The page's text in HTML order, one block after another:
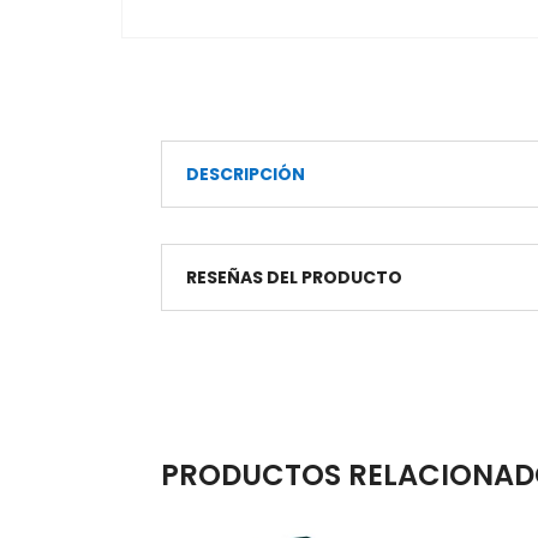
DESCRIPCIÓN
RESEÑAS DEL PRODUCTO
PRODUCTOS